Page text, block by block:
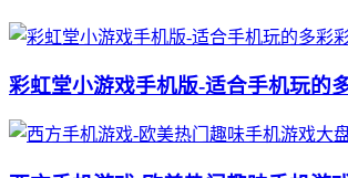
彩虹堂小游戏手机版-适合手机玩的